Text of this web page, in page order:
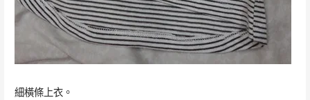
細橫條上衣。